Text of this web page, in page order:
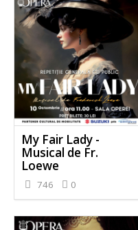
My Fair Lady -
Musical de Fr.
Loewe
746 0